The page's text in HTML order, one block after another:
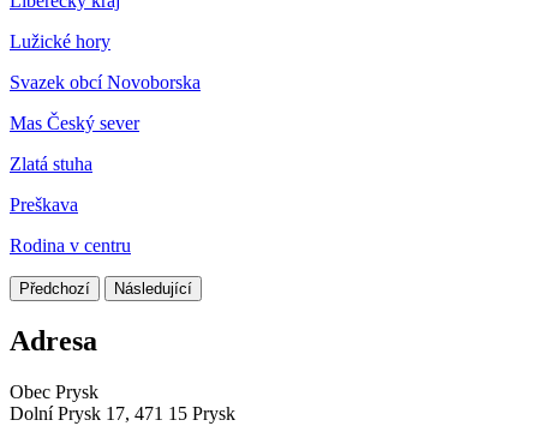
Lužické hory
Svazek obcí Novoborska
Mas Český sever
Zlatá stuha
Preškava
Rodina v centru
Předchozí Následující
Adresa
Obec Prysk
Dolní Prysk 17, 471 15 Prysk